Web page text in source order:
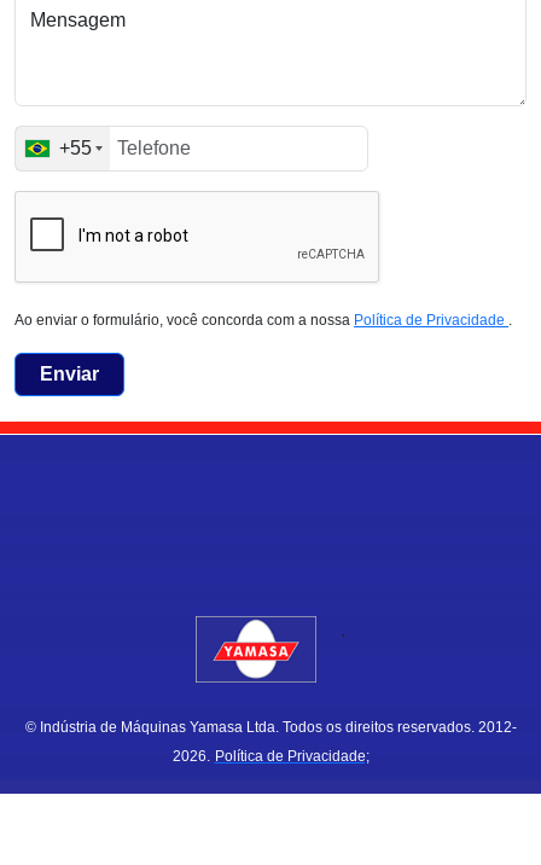
Mensagem
+55
Ao enviar o formulário, você concorda com a nossa Política de Privacidade
Enviar
.
© Indústria de Máquinas Yamasa Ltda. Todos os direitos reservados. 2012-
2026.
Política de Privacidade;